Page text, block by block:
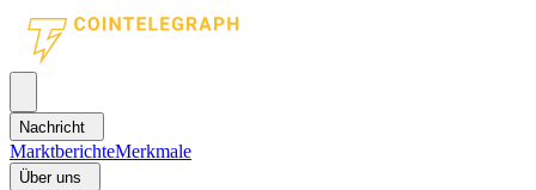
Nachricht
MarktberichteMerkmale
Über uns